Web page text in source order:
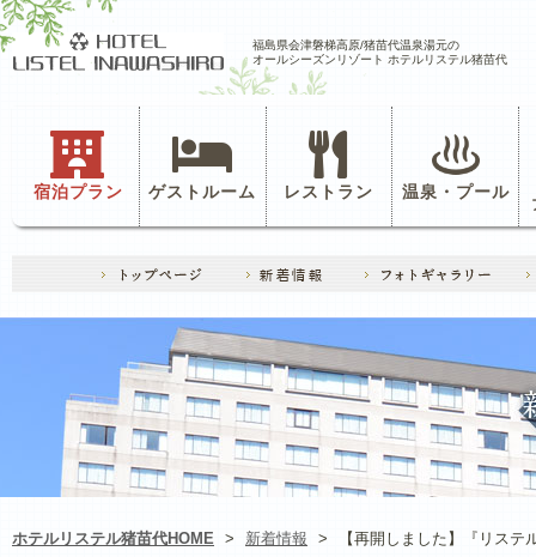
福島県会津磐梯高原/猪苗代温泉湯元の
オールシーズンリゾート ホテルリステル猪苗代
宿泊プラン ゲストルーム レストラン 温泉・プール
ホテルリステル猪苗代HOME > 新着情報 > 【再開しました】『リス